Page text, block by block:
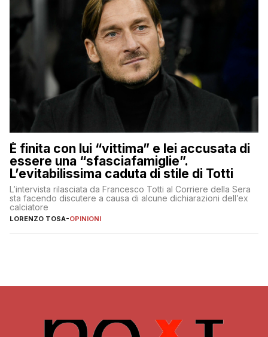
È finita con lui “vittima” e lei accusata di
essere una “sfasciafamiglie”.
L’evitabilissima caduta di stile di Totti
L’intervista rilasciata da Francesco Totti al Corriere della Sera
sta facendo discutere a causa di alcune dichiarazioni dell’ex
calciatore
LORENZO TOSA-OPINIONI